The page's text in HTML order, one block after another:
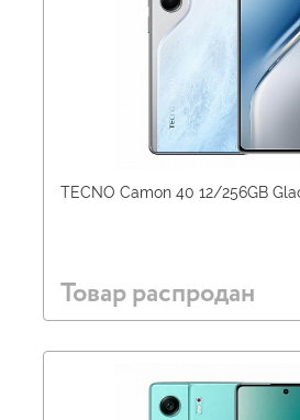
TECNO Camon 40 12/256GB
Товар распродан